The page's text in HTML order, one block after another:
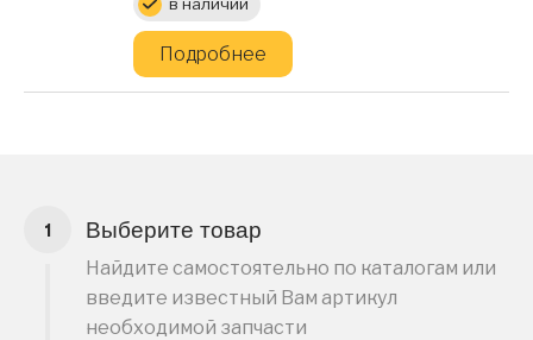
в наличии
Подробнее
Выберите товар
Найдите самостоятельно по каталогам или
введите известный Вам артикул
необходимой запчасти